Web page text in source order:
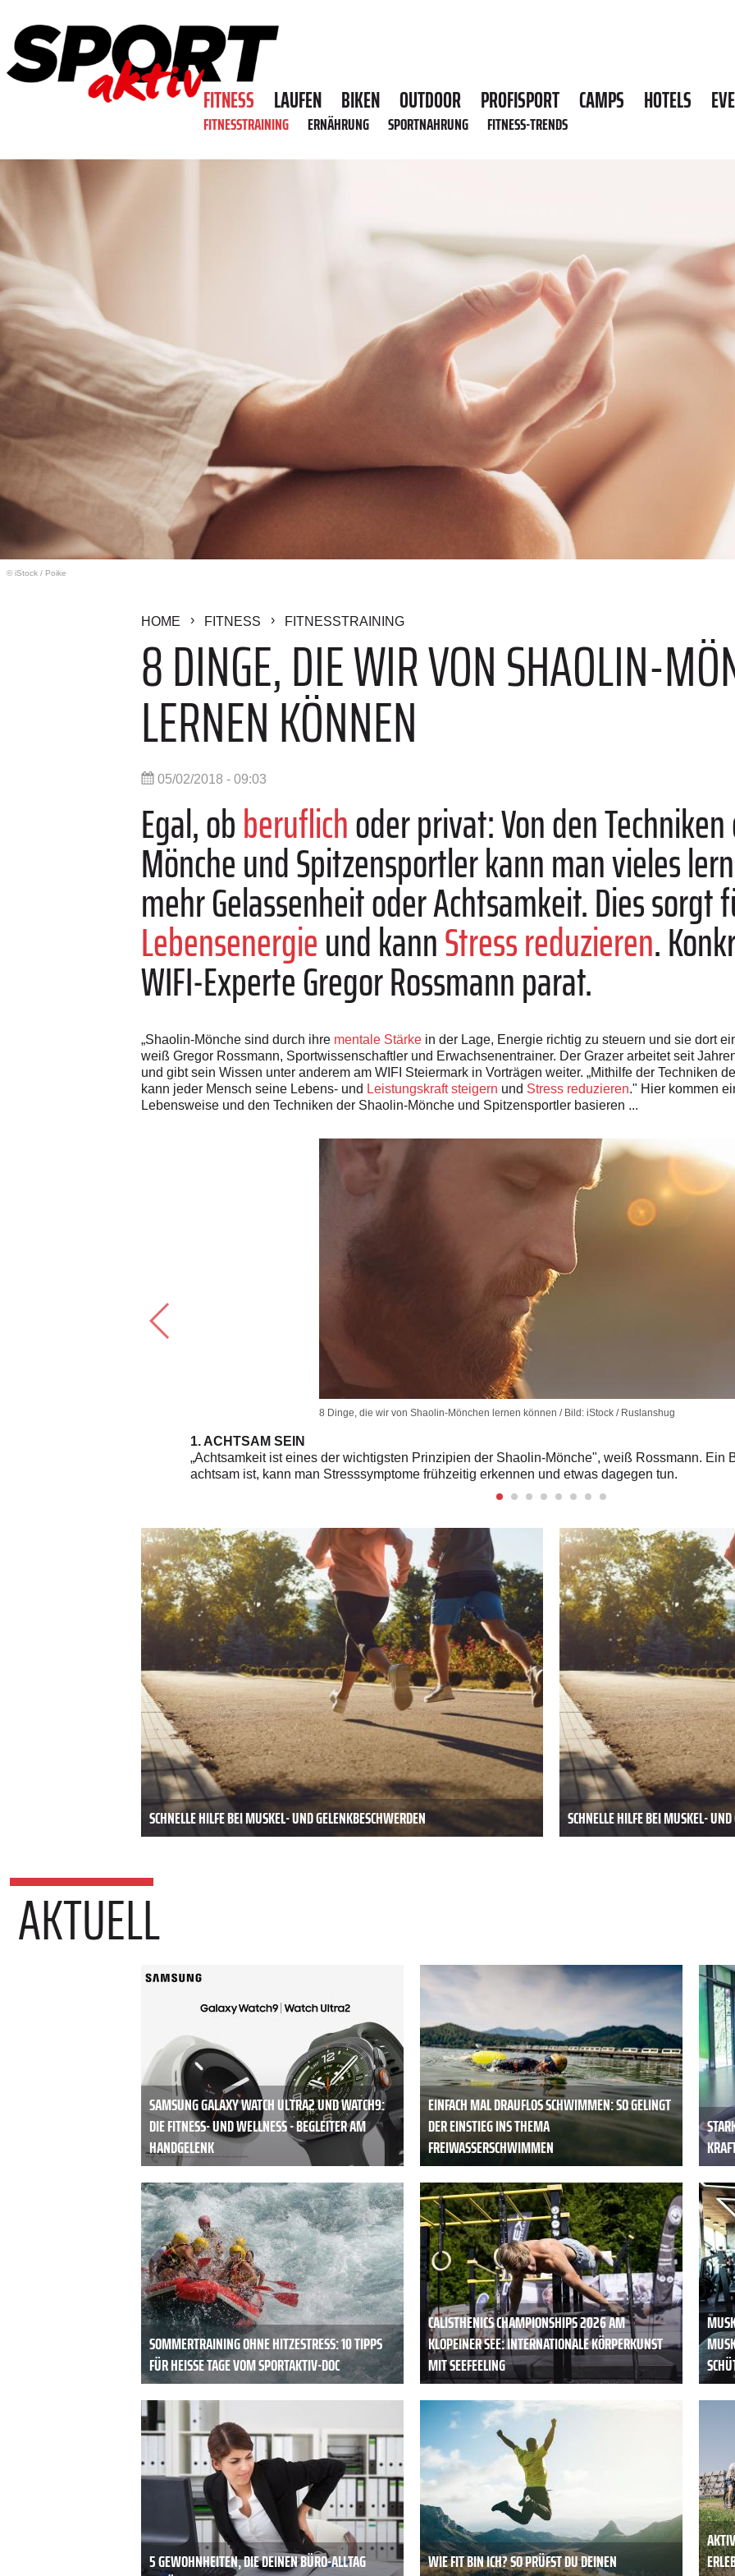
FITNESS LAUFEN BIKEN OUTDOOR PROFISPORT CAMPS HOTELS
FITNESSTRAINING ERNÄHRUNG SPORTNAHRUNG FITNESS-TRENDS
© iStock / Poike
HOME FITNESS FITNESSTRAINING
8 DINGE, DIE WIR VON SHAOLIN-
LERNEN KÖNNEN
05/02/2018 - 09:03
Egal, obberuflichoder privat: Von den
Mönche und Spitzensportler kann man vieles
mehr Gelassenheit oder Achtsamkeit. Dies sorgt
Lebensenergieund kannStress reduzieren.
WIFI-Experte Gregor Rossmann parat.
„Shaolin-Mönche sind durch ihre mentale Stärke in der Lage, Energie richtig zu steuern und sie dort
weiß Gregor Rossmann, Sportwissenschaftler und Erwachsenentrainer. Der Grazer arbeitet seit
und gibt sein Wissen unter anderem am WIFI Steiermark in Vorträgen weiter. „Mithilfe der Techniken
kann jeder Mensch seine Lebens- und Leistungskraft steigern und Stress reduzieren." Hier kommen
Lebensweise und den Techniken der Shaolin-Mönche und Spitzensportler basieren ...
8 Dinge, die wir von Shaolin-Mönchen lernen können / Bild: iStock / Ruslanshug
1. ACHTSAM SEIN
„Achtsamkeit ist eines der wichtigsten Prinzipien der Shaolin-Mönche", weiß Rossmann. Ein
achtsam ist, kann man Stresssymptome frühzeitig erkennen und etwas dagegen tun.
SCHNELLE HILFE BEI MUSKEL- UND GELENKBESCHWERDEN SCHNELLE HILFE BEI MUSKEL-
AKTUELL
SAMSUNG GALAXY WATCH ULTRA2 UND WATCH9:
DIE FITNESS- UND WELLNESS - BEGLEITER AM
HANDGELENK
EINFACH MAL DRAUFLOS SCHWIMMEN: SO GELINGT
DER EINSTIEG INS THEMA
FREIWASSERSCHWIMMEN
SOMMERTRAINING OHNE HITZESTRESS: 10 TIPPS
FÜR HEISSE TAGE VOM SPORTAKTIV-DOC
CALISTHENICS CHAMPIONSHIPS 2026 AM
KLOPEINER SEE: INTERNATIONALE KÖRPERKUNST
MIT SEEFEELING
5 GEWOHNHEITEN, DIE DEINEN BÜRO-ALLTAG
WIE FIT BIN ICH? SO PRÜFST DU DEINEN